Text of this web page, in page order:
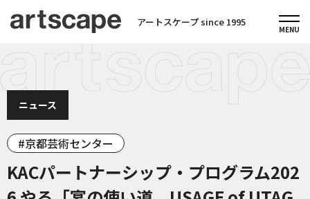
アートスケープ since 1995
ニュース
京都芸術センター
KACパートナーシップ・プログラム202